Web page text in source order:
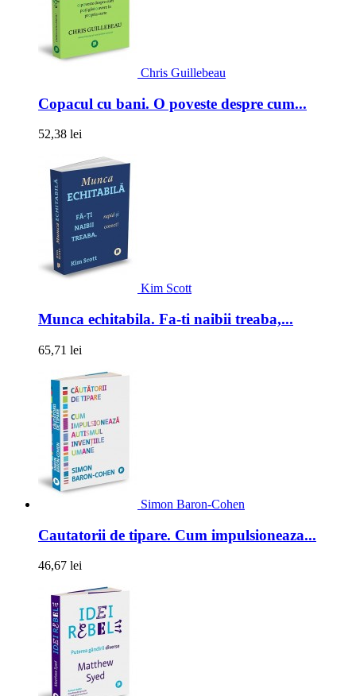
Chris Guillebeau
Copacul cu bani. O poveste despre cum...
52,38 lei
Kim Scott
Munca echitabila. Fa-ti naibii treaba,...
65,71 lei
Simon Baron-Cohen
Cautatorii de tipare. Cum impulsioneaza...
46,67 lei